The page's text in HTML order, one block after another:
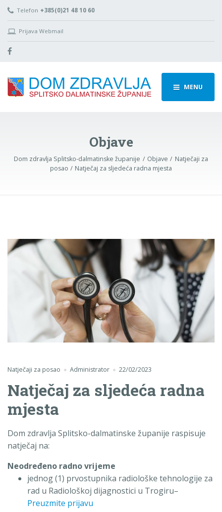
Telefon +385(0)21 48 10 60
Prijava Webmail
MENU
Objave
Dom zdravlja Splitsko-dalmatinske županije Objave
Natječaji za
posao
Natječaj za sljedeća radna mjesta
Natječaji za posao Administrator 22/02/2023
Natječaj za sljedeća radna
mjesta
Dom zdravlja Splitsko-dalmatinske županije raspisuje
natječaj na:
Neodređeno radno vrijeme
jednog (1) prvostupnika radiološke tehnologije za
rad u Radiološkoj dijagnostici u Trogiru–
Preuzmite prijavu